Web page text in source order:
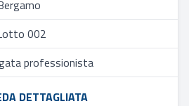
002
professionista
DETTAGLIATA